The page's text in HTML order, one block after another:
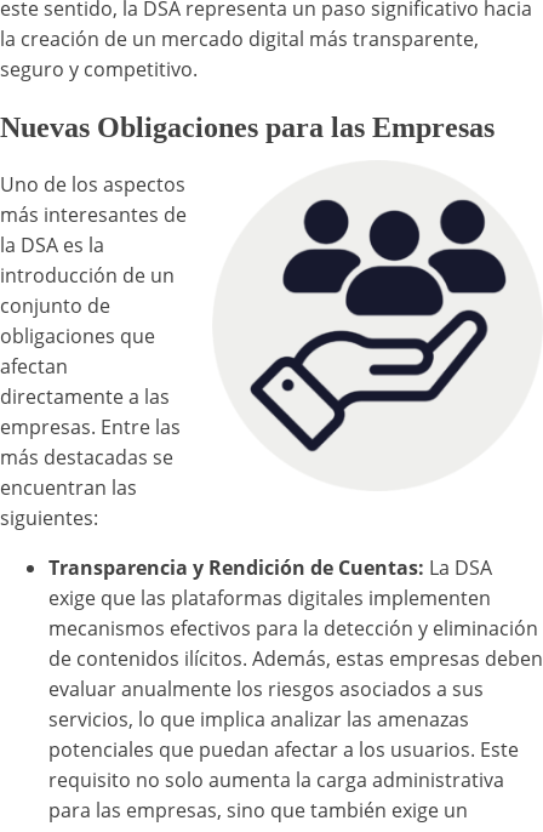
este sentido, la DSA representa un paso significativo hacia
la creación de un mercado digital más transparente,
seguro y competitivo.
Nuevas Obligaciones para las Empresas
Uno de los aspectos
más interesantes de
la DSA es la
introducción de un
conjunto de
obligaciones que
afectan
directamente a las
empresas. Entre las
más destacadas se
encuentran las
siguientes:
Transparencia y Rendición de Cuentas: La DSA
exige que las plataformas digitales implementen
mecanismos efectivos para la detección y eliminación
de contenidos ilícitos. Además, estas empresas deben
evaluar anualmente los riesgos asociados a sus
servicios, lo que implica analizar las amenazas
potenciales que puedan afectar a los usuarios. Este
requisito no solo aumenta la carga administrativa
para las empresas, sino que también exige un